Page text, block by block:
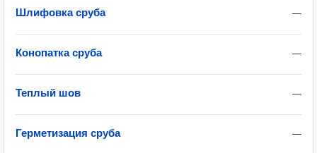
—
Шлифовка сруба
—
Конопатка сруба
—
Теплый шов
—
Герметизация сруба